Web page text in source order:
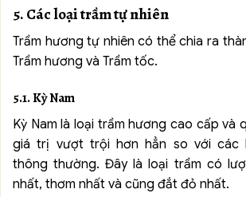
5. Các loại trầm tự nhiên
Trầm hương tự nhiên có thể chia ra
Trầm hương và Trầm tốc.
5.1. Kỳ Nam
Kỳ Nam là loại trầm hương cao cấp và
giá trị vượt trội hơn hẳn so với các
thông thường. Đây là loại trầm có
nhất, thơm nhất và cũng đắt đỏ nhất.